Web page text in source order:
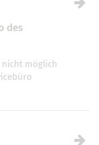
des
nicht möglich